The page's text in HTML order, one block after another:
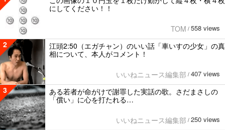
にしてください！！
TOM / 558 views
2
江頭2:50（エガチャン）のいい話「車いすの少女」の真
相について、本人がコメント！
いいねニュース編集部 / 407 views
3
ある若者が命がけで謝罪した実話の歌。さだまさしの
「償い」に心を打たれる…
いいねニュース編集部 / 250 views